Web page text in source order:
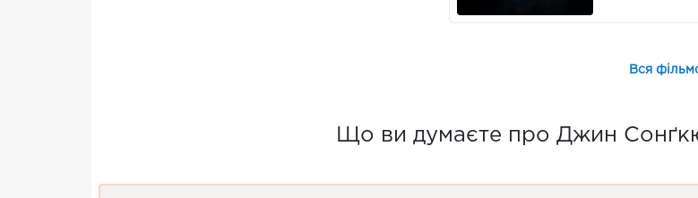
Вся
Що ви думаєте про Джин